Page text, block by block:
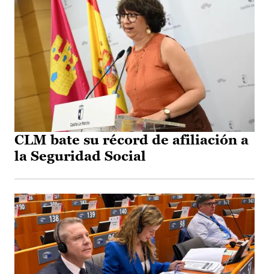
CLM bate su récord de afiliación a
la Seguridad Social